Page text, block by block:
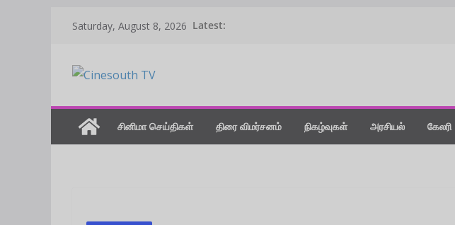
Saturday, August 8, 2026 Latest:
சினிமா செய்திகள் திரை விமர்சனம் நிகழ்வுகள் அரசியல் கேலரி